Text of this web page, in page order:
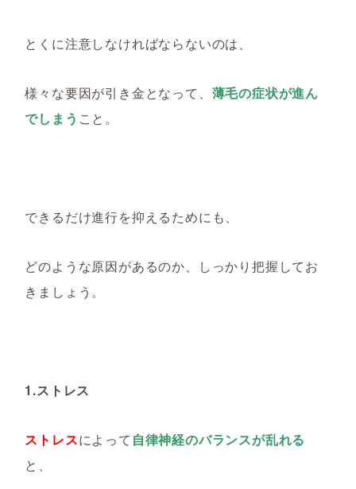
とくに注意しなければならないのは、
様々な要因が引き金となって、 薄毛の症状が進ん
でしまう こと。
できるだけ進行を抑えるためにも、
どのような原因があるのか、しっかり把握してお
きましょう。
1.ストレス
ストレスによって 自律神経のバランスが乱れる
と、